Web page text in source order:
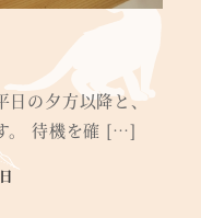
日の夕方以降と、
。 待機を確 […]